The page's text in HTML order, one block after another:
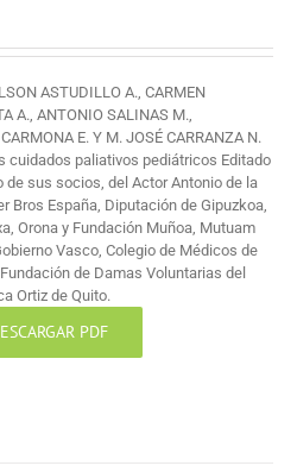
ASTUDILLO A., CARMEN
A., ANTONIO SALINAS M.,
E. Y M. JOSÉ CARRANZA N.
cuidados paliativos pediátricos Editado
de sus socios, del Actor Antonio de la
Bros España, Diputación de Gipuzkoa,
Orona y Fundación Muñoa, Mutuam
Vasco, Colegio de Médicos de
de Damas Voluntarias del
Ortiz de Quito.
PDF